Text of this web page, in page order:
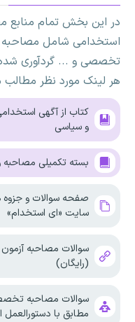
در این بخش تمام منابع
استخدامی شامل مصاحبه
تخصصی و ... گردآوری شده
هر لینک مورد نظر مطالب
کتاب از آگهی
و سیاسی
بسته تکمیلی
صفحه سوالات و جزوه
سایت «ای استخدام»
سوالات مصاحبه آزمون
(رایگان)
سوالات مصاحبه
مطابق با